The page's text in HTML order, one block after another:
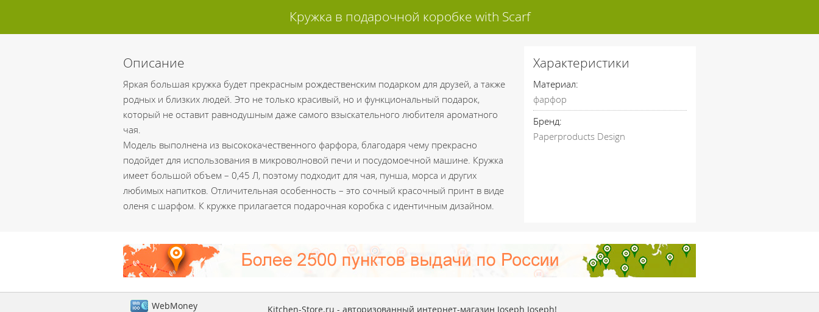
Кружка в подарочной коробке with Scarf
Описание
Яркая большая кружка будет прекрасным рождественским подарком для друзей, а также
родных и близких людей. Это не только красивый, но и функциональный подарок,
который не оставит равнодушным даже самого взыскательного любителя ароматного
чая.
Модель выполнена из высококачественного фарфора, благодаря чему прекрасно
подойдет для использования в микроволновой печи и посудомоечной машине. Кружка
имеет большой объем – 0,45 Л, поэтому подходит для чая, пунша, морса и других
любимых напитков. Отличительная особенность – это сочный красочный принт в виде
оленя с шарфом. К кружке прилагается подарочная коробка с идентичным дизайном.
Характеристики
Материал:
фарфор
Бренд:
Paperproducts Design
WebMoney Kitchen-Store.ru - авторизованный интернет-магазин Joseph Joseph!